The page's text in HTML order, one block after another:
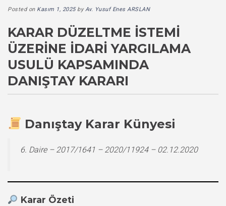
Posted on Kasım 1, 2025byAv. Yusuf Enes ARSLAN
KARAR DÜZELTME İSTEMI
ÜZERINE İDARI YARGILAMA
USULÜ KAPSAMINDA
DANIŞTAY KARARI
Danıştay Karar Künyesi
6. Daire – 2017/1641 – 2020/11924 – 02.12.2020
Karar Özeti